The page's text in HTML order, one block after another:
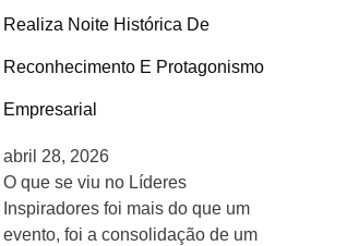
Realiza Noite Histórica De
Reconhecimento E Protagonismo
Empresarial
abril 28, 2026
O que se viu no Líderes
Inspiradores foi mais do que um
evento, foi a consolidação de um